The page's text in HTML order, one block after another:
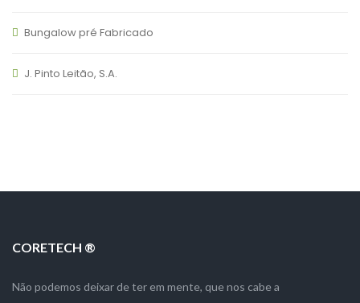
Bungalow pré Fabricado
J. Pinto Leitão, S.A.
CORETECH ®
Não podemos deixar de ter em mente, que nos cabe a